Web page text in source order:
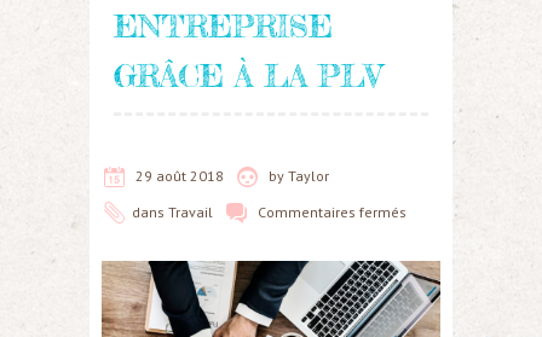
ENTREPRISE
GRÂCE À LA PLV
29 août 2018 by Taylor
dans Travail Commentaires fermés